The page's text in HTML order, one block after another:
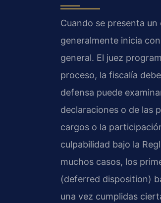
Cuando se presenta
generalmente inicia
general. El juez
proceso, la fiscalía
defensa puede
declaraciones o de las
cargos o la
culpabilidad bajo la
muchos casos, los
(deferred disposition)
una vez cumplidas